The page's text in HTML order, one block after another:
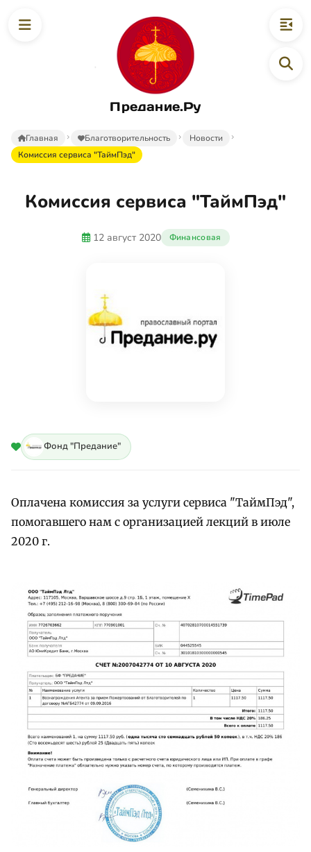
Предание.Ру
Главная Благотворительность
Новости
Комиссия сервиса "ТаймПэд"
Комиссия сервиса "ТаймПэд"
12 август 2020 Финансовая
Фонд "Предание"
Оплачена комиссия за услуги сервиса "ТаймПэд",
помогавшего нам с организацией лекций в июле
2020 г.